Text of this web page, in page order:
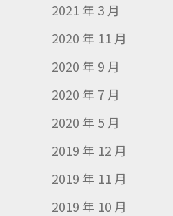
2021 年 3 月
2020 年 11 月
2020 年 9 月
2020 年 7 月
2020 年 5 月
2019 年 12 月
2019 年 11 月
2019 年 10 月